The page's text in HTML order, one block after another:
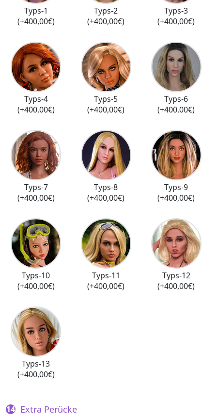
Typs-1
(+400,00€)
Typs-2
(+400,00€)
Typs-3
(+400,00€)
Typs-4
(+400,00€)
Typs-5
(+400,00€)
Typs-6
(+400,00€)
Typs-7
(+400,00€)
Typs-8
(+400,00€)
Typs-9
(+400,00€)
Typs-10
(+400,00€)
Typs-11
(+400,00€)
Typs-12
(+400,00€)
Typs-13
(+400,00€)
Extra Perücke